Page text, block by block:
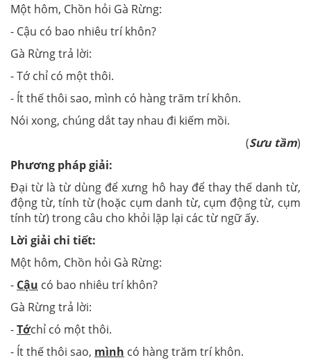
Một hôm, Chồn hỏi Gà Rừng:
- Cậu có bao nhiêu trí khôn?
Gà Rừng trả lời:
- Tớ chỉ có một thôi.
- Ít thế thôi sao, mình có hàng trăm trí khôn.
Nói xong, chúng dắt tay nhau đi kiếm mồi.
(Sưu tầm)
Phương pháp giải:
Đại từ là từ dùng để xưng hô hay để thay thế danh từ,
động từ, tính từ (hoặc cụm danh từ, cụm động từ, cụm
tính từ) trong câu cho khỏi lặp lại các từ ngữ ấy.
Lời giải chi tiết:
Một hôm, Chồn hỏi Gà Rừng:
- Cậu có bao nhiêu trí khôn?
Gà Rừng trả lời:
-Tớchỉ có một thôi.
- Ít thế thôi sao, mình có hàng trăm trí khôn.